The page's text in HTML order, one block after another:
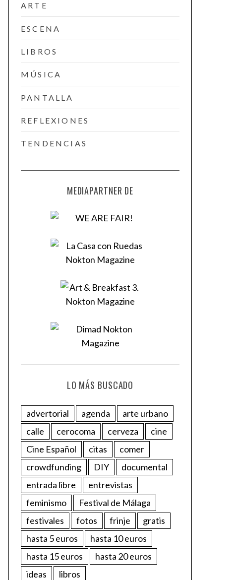
ARTE
ESCENA
LIBROS
MÚSICA
PANTALLA
REFLEXIONES
TENDENCIAS
MEDIAPARTNER DE
LO MÁS BUSCADO
advertorial agenda
arte urbano
calle
cerocoma cerveza
cine
Cine Español
citas
comer
crowdfunding
DIY
documental
entrada libre
entrevistas
feminismo
Festival de Málaga
festivales
fotos frinje
gratis
hasta 5 euros
hasta 10 euros
hasta 15 euros
hasta 20 euros
ideas
libros